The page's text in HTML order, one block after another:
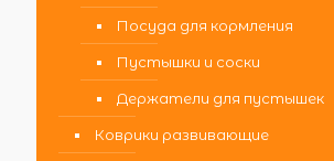
Посуда для кормления
Пустышки и соски
Держатели для пустышек
Коврики развивающие